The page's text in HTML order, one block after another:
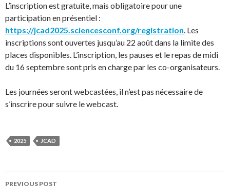
L’inscription est gratuite, mais obligatoire pour une
participation en présentiel :
https://jcad2025.sciencesconf.org/registration. Les
inscriptions sont ouvertes jusqu’au 22 août dans la limite des
places disponibles. L’inscription, les pauses et le repas de midi
du 16 septembre sont pris en charge par les co-organisateurs.
Les journées seront webcastées, il n’est pas nécessaire de
s’inscrire pour suivre le webcast.
2025 JCAD
Post
PREVIOUS POST